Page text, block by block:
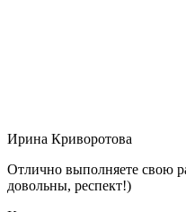
Ирина Криворотова
Отлично выполняете свою
довольны, респект!)